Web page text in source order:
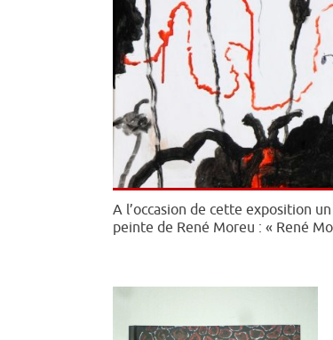
A l’occasion de cette exposition
peinte de René Moreu : « René